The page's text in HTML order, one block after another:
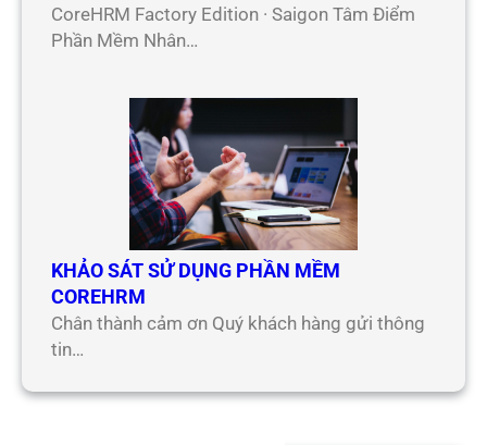
CoreHRM Factory Edition · Saigon Tâm Điểm
Phần Mềm Nhân…
KHẢO SÁT SỬ DỤNG PHẦN MỀM
COREHRM
Chân thành cảm ơn Quý khách hàng gửi thông
tin…